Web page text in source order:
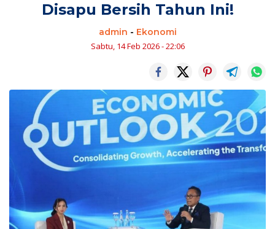
Disapu Bersih Tahun Ini!
admin - Ekonomi
Sabtu, 14 Feb 2026 - 22:06